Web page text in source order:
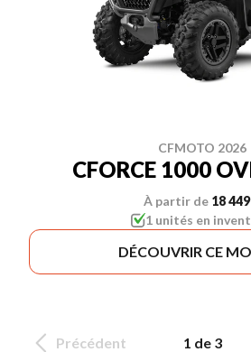
CFMOTO 2026
CFORCE 1000
À partir de 18
1 unités en
DÉCOUVRIR CE
Précédent 1 de 3